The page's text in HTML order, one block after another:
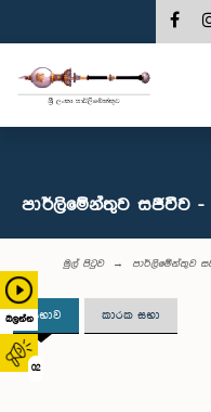
බලන්න
02
පාර්ලිමේන්තුව සජීවීව
මුල් පිටුව පාර්ලිමේන්තුව
සභාව කාරක සභා